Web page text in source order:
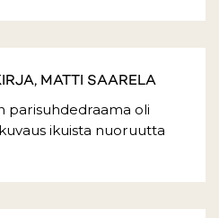
MATTI SAARELA
parisuhdedraama oli
ikuista nuoruutta